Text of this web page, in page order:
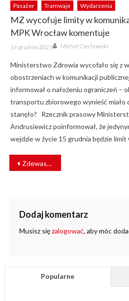
Pasażer Tramwaje Wydarzenia
MZ wycofuje limity w
MPK Wrocław komentuje
Posted
on
14 grudnia 2021 Author
Michał Ciechowski
Ministerstwo Zdrowia wycofało się z
obostrzeniach w komunikacji
informował o nałożeniu ograniczeń –
transportu zbiorowego wynieść miało
stanęło? Rzecznik prasowy
Andrusiewicz poinformował, że
wejdzie w życie 15 grudnia będzie
NAWIGACJA
WPISU
Zdewastowali bydgoski tramwaj. Szkody wyceniono na tysiąc zł
Dodaj komentarz
Musisz sięzalogować, aby móc
Popularne